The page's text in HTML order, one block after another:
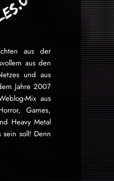
aus der
aus den
und aus
Jahre 2007
Mix aus
Games,
Heavy Metal
soll! Denn